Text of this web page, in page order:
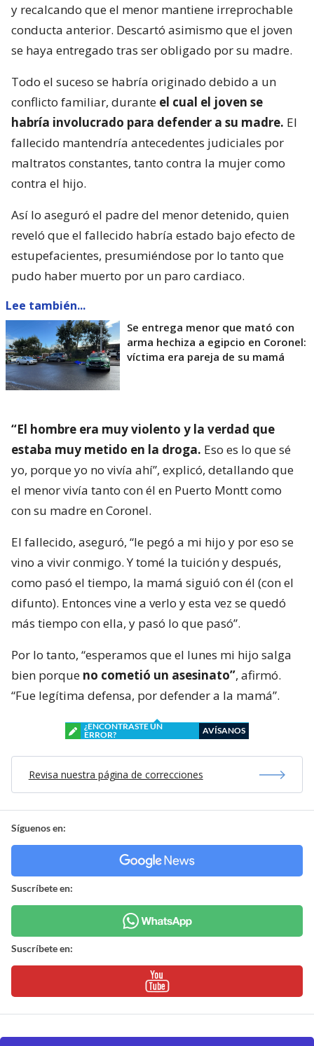
y recalcando que el menor mantiene irreprochable
conducta anterior. Descartó asimismo que el joven
se haya entregado tras ser obligado por su madre.
Todo el suceso se habría originado debido a un
conflicto familiar, durante el cual el joven se
habría involucrado para defender a su madre. El
fallecido mantendría antecedentes judiciales por
maltratos constantes, tanto contra la mujer como
contra el hijo.
Así lo aseguró el padre del menor detenido, quien
reveló que el fallecido habría estado bajo efecto de
estupefacientes, presumiéndose por lo tanto que
pudo haber muerto por un paro cardiaco.
Lee también...
Se entrega menor que mató con
arma hechiza a egipcio en Coronel:
víctima era pareja de su mamá
“El hombre era muy violento y la verdad que
estaba muy metido en la droga. Eso es lo que sé
yo, porque yo no vivía ahí”, explicó, detallando que
el menor vivía tanto con él en Puerto Montt como
con su madre en Coronel.
El fallecido, aseguró, “le pegó a mi hijo y por eso se
vino a vivir conmigo. Y tomé la tuición y después,
como pasó el tiempo, la mamá siguió con él (con el
difunto). Entonces vine a verlo y esta vez se quedó
más tiempo con ella, y pasó lo que pasó”.
Por lo tanto, “esperamos que el lunes mi hijo salga
bien porque no cometió un asesinato”, afirmó.
“Fue legítima defensa, por defender a la mamá”.
¿ENCONTRASTE UN
ERROR?
AVÍSANOS
Revisa nuestra página de correcciones
Síguenos en:
Suscríbete en:
Suscríbete en: